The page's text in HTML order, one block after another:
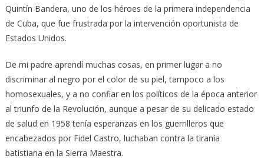
Quintín Bandera, uno de los héroes de la primera independencia
de Cuba, que fue frustrada por la intervención oportunista de
Estados Unidos.
De mi padre aprendí muchas cosas, en primer lugar a no
discriminar al negro por el color de su piel, tampoco a los
homosexuales, y a no confiar en los políticos de la época anterior
al triunfo de la Revolución, aunque a pesar de su delicado estado
de salud en 1958 tenía esperanzas en los guerrilleros que
encabezados por Fidel Castro, luchaban contra la tiranía
batistiana en la Sierra Maestra.